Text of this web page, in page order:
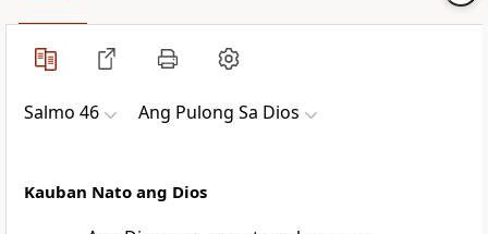
Salmo 46 Ang Pulong Sa Dios
Kauban Nato ang Dios